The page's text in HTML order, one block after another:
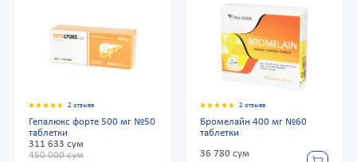
2 отзыва
Гепалюкс форте 500 мг №50
таблетки
311 633 сум
450 000 сум
2 отзыва
Бромелайн 400 мг №60
таблетки
36 780 сум